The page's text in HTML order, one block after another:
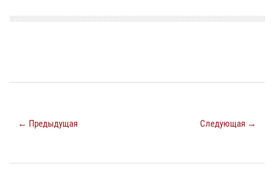
← Предыдущая Следующая →